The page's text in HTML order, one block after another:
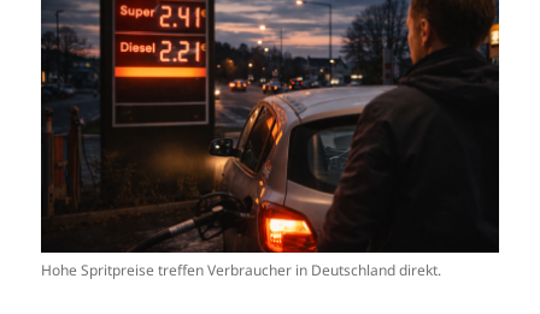
Hohe Spritpreise treffen Verbraucher in Deutschland direkt.